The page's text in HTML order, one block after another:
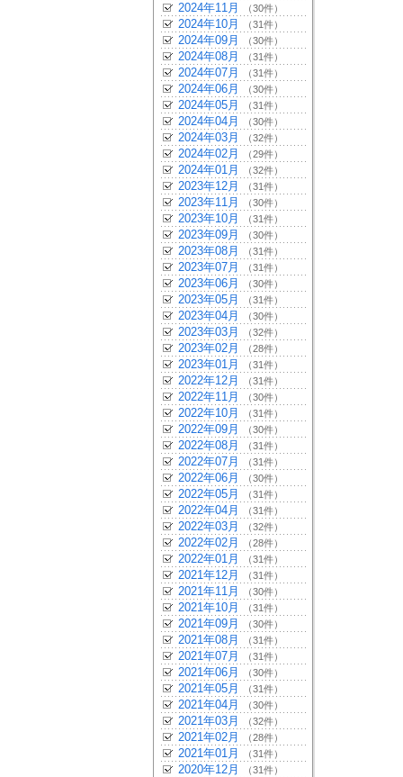
2024年11月 （30件）
2024年10月 （31件）
2024年09月 （30件）
2024年08月 （31件）
2024年07月 （31件）
2024年06月 （30件）
2024年05月 （31件）
2024年04月 （30件）
2024年03月 （32件）
2024年02月 （29件）
2024年01月 （32件）
2023年12月 （31件）
2023年11月 （30件）
2023年10月 （31件）
2023年09月 （30件）
2023年08月 （31件）
2023年07月 （31件）
2023年06月 （30件）
2023年05月 （31件）
2023年04月 （30件）
2023年03月 （32件）
2023年02月 （28件）
2023年01月 （31件）
2022年12月 （31件）
2022年11月 （30件）
2022年10月 （31件）
2022年09月 （30件）
2022年08月 （31件）
2022年07月 （31件）
2022年06月 （30件）
2022年05月 （31件）
2022年04月 （31件）
2022年03月 （32件）
2022年02月 （28件）
2022年01月 （31件）
2021年12月 （31件）
2021年11月 （30件）
2021年10月 （31件）
2021年09月 （30件）
2021年08月 （31件）
2021年07月 （31件）
2021年06月 （30件）
2021年05月 （31件）
2021年04月 （30件）
2021年03月 （32件）
2021年02月 （28件）
2021年01月 （31件）
2020年12月 （31件）